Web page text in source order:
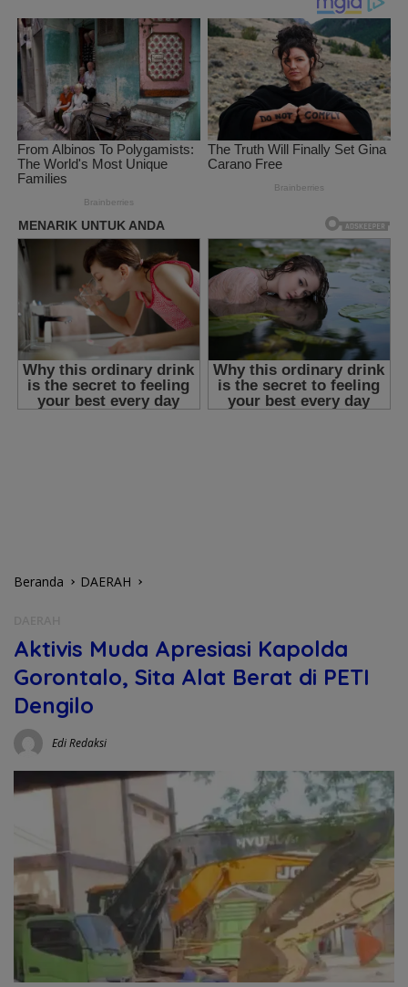
Beranda DAERAH
Aktivis Muda Apresiasi Kapolda
Gorontalo, Sita Alat Berat di PETI
Dengilo
Edi Redaksi